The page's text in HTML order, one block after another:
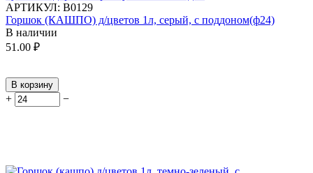
АРТИКУЛ: В0129
Горшок (КАШПО) д/цветов 1л, серый, с поддоном(ф24)
В наличии
51.00 ₽
В корзину
+ −